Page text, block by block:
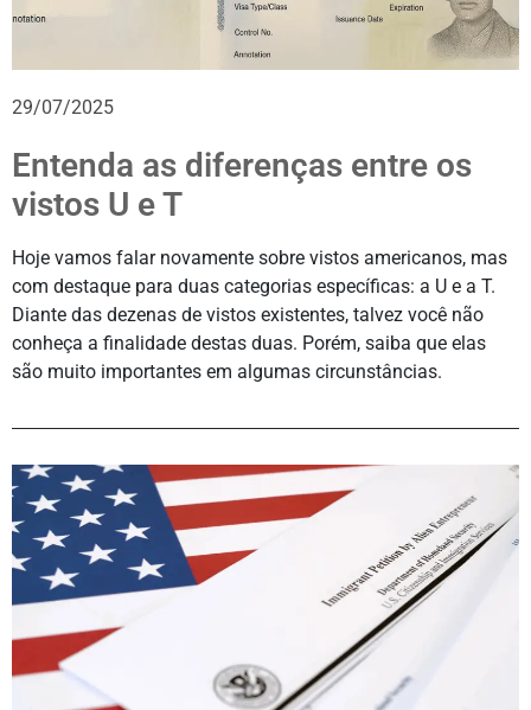
29/07/2025
Entenda as diferenças entre os
vistos U e T
Hoje vamos falar novamente sobre vistos americanos, mas
com destaque para duas categorias específicas: a U e a T.
Diante das dezenas de vistos existentes, talvez você não
conheça a finalidade destas duas. Porém, saiba que elas
são muito importantes em algumas circunstâncias.